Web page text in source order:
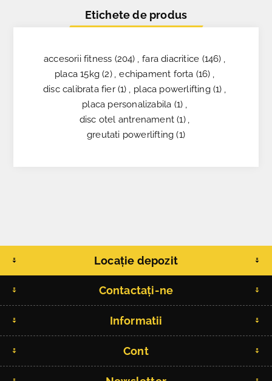
Etichete de produs
accesorii fitness (204) , fara diacritice (146) ,
placa 15kg (2) , echipament forta (16) ,
disc calibrata fier (1) , placa powerlifting (1) ,
placa personalizabila (1) ,
disc otel antrenament (1) ,
greutati powerlifting (1)
Locație depozit
Contactați-ne
Informatii
Cont